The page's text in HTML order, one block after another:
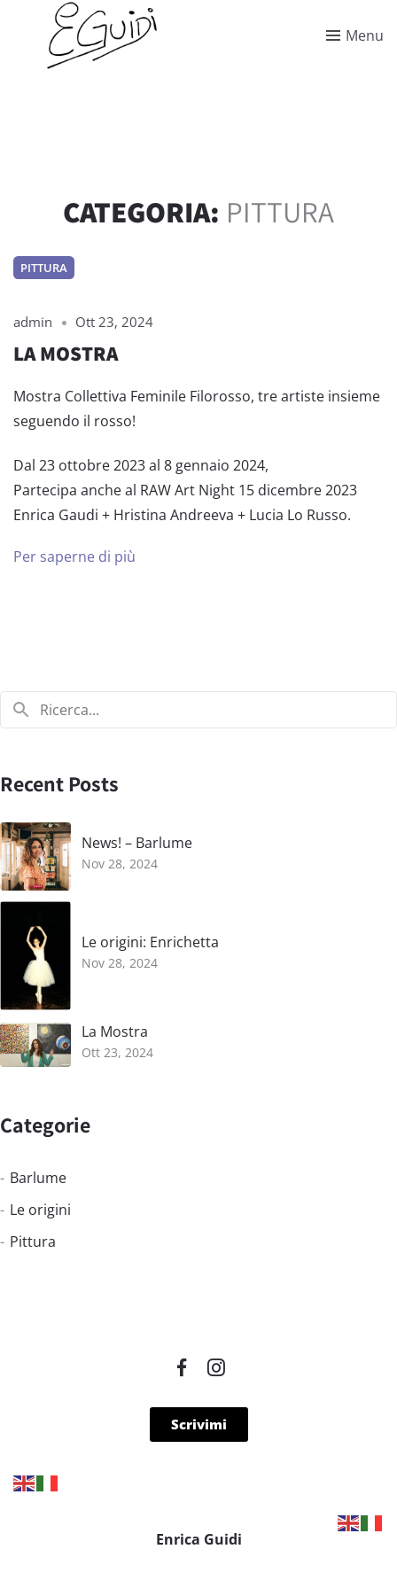
Menu
CATEGORIA: PITTURA
PITTURA
admin Ott 23, 2024
LA MOSTRA
Mostra Collettiva Feminile Filorosso, tre artiste insieme
seguendo il rosso!
Dal 23 ottobre 2023 al 8 gennaio 2024,
Partecipa anche al RAW Art Night 15 dicembre 2023
Enrica Gaudi + Hristina Andreeva + Lucia Lo Russo.
Per saperne di più
Recent Posts
News! – Barlume
Nov 28, 2024
Le origini: Enrichetta
Nov 28, 2024
La Mostra
Ott 23, 2024
Categorie
Barlume
Le origini
Pittura
Scrivimi
Enrica Guidi